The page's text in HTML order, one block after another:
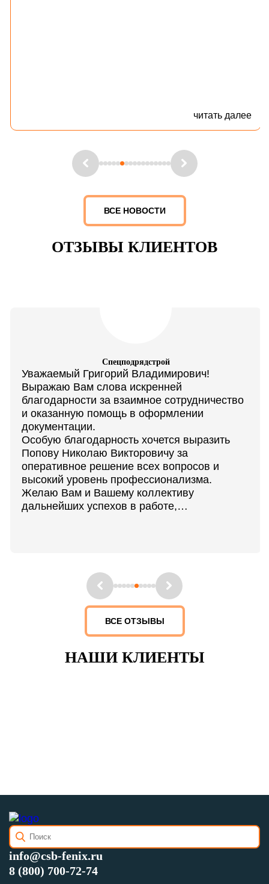
читать далее
ВСЕ НОВОСТИ
ОТЗЫВЫ КЛИЕНТОВ
Спецподрядстрой
Уважаемый Григорий Владимирович!
Выражаю Вам слова искренней
благодарности за взаимное сотрудничество
и оказанную помощь в оформлении
документации.
Особую благодарность хочется выразить
Попову Николаю Викторовичу за
оперативное решение всех вопросов и
высокий уровень профессионализма.
Желаю Вам и Вашему коллективу
дальнейших успехов в работе,
ВСЕ ОТЗЫВЫ
НАШИ КЛИЕНТЫ
info@csb-fenix.ru
8 (800) 700-72-74